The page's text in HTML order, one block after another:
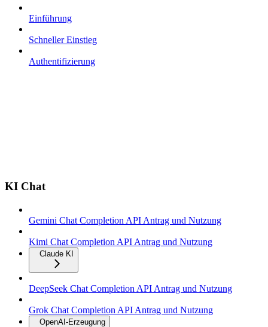
Einführung
Schneller Einstieg
Authentifizierung
KI Chat
Gemini Chat Completion API Antrag und Nutzung
Kimi Chat Completion API Antrag und Nutzung
Claude KI
DeepSeek Chat Completion API Antrag und Nutzung
Grok Chat Completion API Antrag und Nutzung
OpenAI-Erzeugung